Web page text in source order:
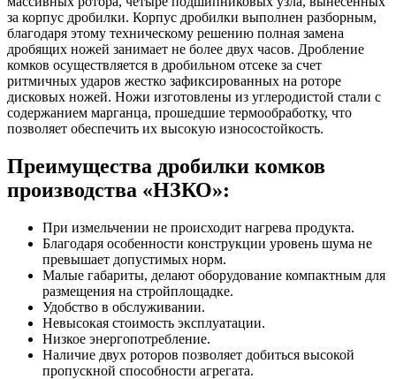
за корпус дробилки. Корпус дробилки выполнен разборным,
благодаря этому техническому решению полная замена
дробящих ножей занимает не более двух часов. Дробление
комков осуществляется в дробильном отсеке за счет
ритмичных ударов жестко зафиксированных на роторе
дисковых ножей. Ножи изготовлены из углеродистой стали с
содержанием марганца, прошедшие термообработку, что
позволяет обеспечить их высокую износостойкость.
Преимущества дробилки комков
производства «НЗКО»:
При измельчении не происходит нагрева продукта.
Благодаря особенности конструкции уровень шума не
превышает допустимых норм.
Малые габариты, делают оборудование компактным для
размещения на стройплощадке.
Удобство в обслуживании.
Невысокая стоимость эксплуатации.
Низкое энергопотребление.
Наличие двух роторов позволяет добиться высокой
пропускной способности агрегата.